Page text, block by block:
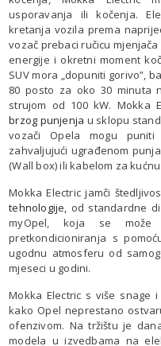
usporavanja ili kočenja.
kretanja vozila prema
vozač prebaci ručicu
energije i okretni moment
SUV mora „dopuniti gorivo”,
80 posto za oko 30 minuta
strujom od 100 kW. Mokka
brzog punjenja u sklopu
vozači Opela mogu puniti
zahvaljujući ugrađenom
(Wall box) ili kabelom za
Mokka Electric jamči
tehnologije, od standardne
myOpel, koja se može
pretkondicioniranja s
ugodnu atmosferu od
mjeseci u godini.
Mokka Electric s više snage
kako Opel neprestano
ofenzivom. Na tržištu je
modela u izvedbama na